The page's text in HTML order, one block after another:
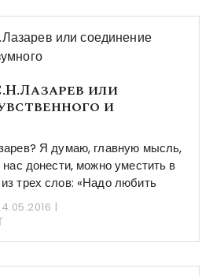
или
и
Я думаю, главную мысль,
донести, можно уместить в
трех слов: «Надо любить